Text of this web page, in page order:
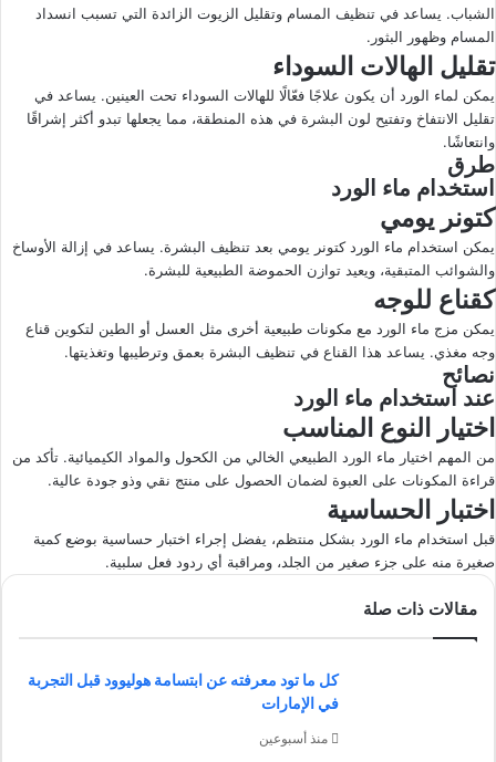
الشباب. يساعد في تنظيف المسام وتقليل الزيوت الزائدة التي تسبب انسداد
المسام وظهور البثور.
تقليل الهالات السوداء
يمكن لماء الورد أن يكون علاجًا فعّالًا للهالات السوداء تحت العينين. يساعد في
تقليل الانتفاخ وتفتيح لون البشرة في هذه المنطقة، مما يجعلها تبدو أكثر إشراقًا
وانتعاشًا.
طرق
استخدام ماء الورد
كتونر يومي
يمكن استخدام ماء الورد كتونر يومي بعد تنظيف البشرة. يساعد في إزالة الأوساخ
والشوائب المتبقية، ويعيد توازن الحموضة الطبيعية للبشرة.
كقناع للوجه
يمكن مزج ماء الورد مع مكونات طبيعية أخرى مثل العسل أو الطين لتكوين قناع
وجه مغذي. يساعد هذا القناع في تنظيف البشرة بعمق وترطيبها وتغذيتها.
نصائح
عند استخدام ماء الورد
اختيار النوع المناسب
من المهم اختيار ماء الورد الطبيعي الخالي من الكحول والمواد الكيميائية. تأكد من
قراءة المكونات على العبوة لضمان الحصول على منتج نقي وذو جودة عالية.
اختبار الحساسية
قبل استخدام ماء الورد بشكل منتظم، يفضل إجراء اختبار حساسية بوضع كمية
صغيرة منه على جزء صغير من الجلد، ومراقبة أي ردود فعل سلبية.
مقالات ذات صلة
كل ما تود معرفته عن ابتسامة هوليوود قبل التجربة
في الإمارات
منذ أسبوعين